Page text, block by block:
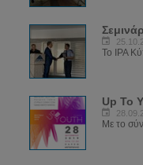
Το IPA
Up To
Με το